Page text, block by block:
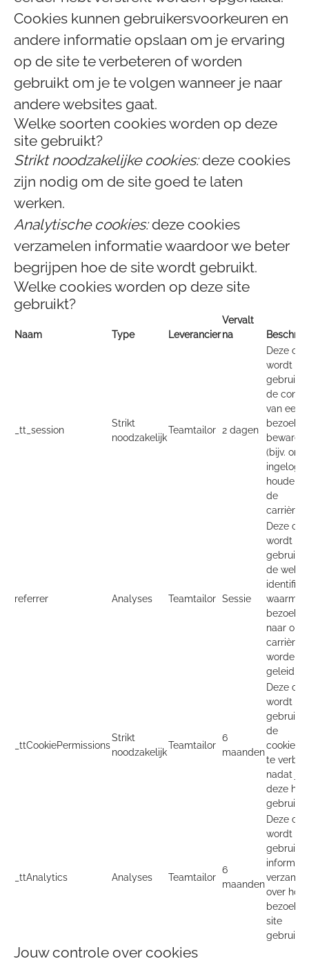
Cookies kunnen gebruikersvoorkeuren en
andere informatie opslaan om je ervaring
op de site te verbeteren of worden
gebruikt om je te volgen wanneer je naar
andere websites gaat.
Welke soorten cookies worden op deze
site gebruikt?
Strikt noodzakelijke cookies:deze cookies
zijn nodig om de site goed te laten
werken.
Analytische cookies:deze cookies
verzamelen informatie waardoor we beter
begrijpen hoe de site wordt gebruikt.
Welke cookies worden op deze site
gebruikt?
Naam Type Leverancier
Vervalt
na
_tt_session
Strikt
noodzakelijk
Teamtailor 2 dagen
Deze
wordt
gebruikt
de
van een
bewaren
(bijv. om
ingelogd
houden
de
referrer Analyses Teamtailor Sessie
Deze
wordt
gebruikt
de
waarmee
naar
worden
geleid.
_ttCookiePermissions
Strikt
noodzakelijk
Teamtailor
6
maanden
Deze
wordt
gebruikt
de
te
nadat je
deze
gebruikt.
_ttAnalytics Analyses Teamtailor
6
maanden
Deze
wordt
gebruikt
over hoe
site
Jouw controle over cookies